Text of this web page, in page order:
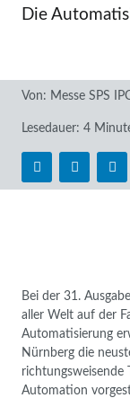
Die
Von: Messe SPS
Lesedauer: 4
Bei der 31.
aller Welt auf der
Automatisierung
Nürnberg die
richtungsweisende
Automation